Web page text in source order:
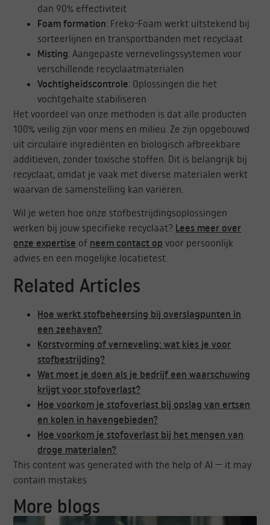
dan 90% effectiviteit
Foam formation: Freko-Foam werkt uitstekend bij
sorteerlijnen en transportbanden met recyclaat
Misting: Aangepaste vernevelingssystemen voor
verschillende recyclaatmaterialen
Vochtigheidscontrole: Oplossingen die het
vochtgehalte stabiliseren
Het voordeel van onze methoden is dat alle producten
100% veilig zijn voor mens en milieu. Ze zijn opgebouwd
uit circulaire ingrediënten en biologisch afbreekbare
additieven, zonder toxische stoffen. Dit is belangrijk bij
recyclaat, omdat je vaak met diverse materialen werkt
waarvan de samenstelling kan variëren.
Wil je weten hoe onze stofbestrijdingsoplossingen
werken bij jouw specifieke recyclaat? Lees meer over
onze expertise of neem contact op voor persoonlijk
advies en een mogelijke locatietest.
Related Articles
Hoe werkt stofbeheersing bij overslagpunten in
een zeehaven?
Korstvorming of verneveling: wat kies je voor
stofbestrijding?
Wat moet je doen als je bedrijf een waarschuwing
krijgt voor stofoverlast?
Hoe voorkom je stofoverlast bij opslag van ertsen
en kolen in havengebieden?
Hoe voorkom je stofoverlast bij het mengen van
droge materialen?
This content was generated with the help of AI — it may
contain mistakes
More blogs